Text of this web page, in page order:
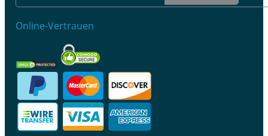
Online-Vertrauen